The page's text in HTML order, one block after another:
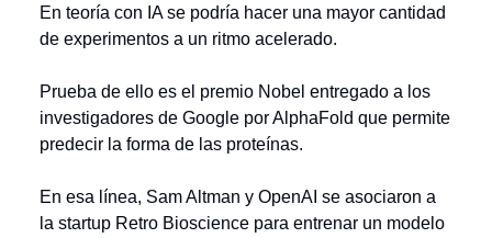
En teoría con IA se podría hacer una mayor cantidad
de experimentos a un ritmo acelerado.
Prueba de ello es el premio Nobel entregado a los
investigadores de Google por AlphaFold que permite
predecir la forma de las proteínas.
En esa línea, Sam Altman y OpenAI se asociaron a
la startup Retro Bioscience para entrenar un modelo